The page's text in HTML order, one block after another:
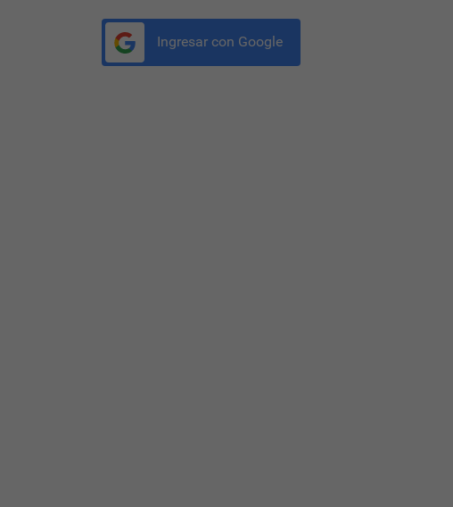
Ingresar con Google